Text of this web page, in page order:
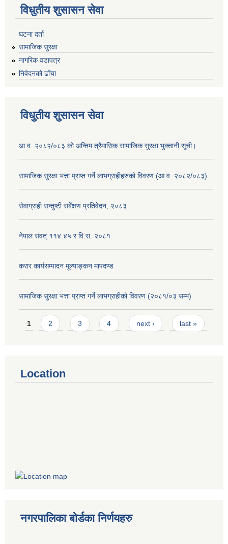
विधुतीय शुसासन सेवा
घटना दर्ता
सामाजिक सुरक्षा
नागरिक वडापत्र
निवेदनको ढाँचा
विधुतीय शुसासन सेवा
आ.व. २०८२/०८३ को अन्तिम त्रैमासिक सामाजिक सुरक्षा भुक्तानी सूची।
सामाजिक सुरक्षा भत्ता प्राप्त गर्ने लाभग्राहीहरुको विवरण (आ.व. २०८२/०८३)
सेवाग्राही सन्तुष्टी सर्बेक्षण प्रतिवेदन, २०८३
नेपाल संवत् ११४.४५ र वि.स. २०८१
करार कार्यसम्पादन मूल्याङ्कन मापदण्ड
सामाजिक सुरक्षा भत्ता प्राप्त गर्ने लाभग्राहीको विवरण (२०८१/०३ सम्म)
Pages
1 2 3 4 next › last »
Location
नगरपालिका बोर्डका निर्णयहरु